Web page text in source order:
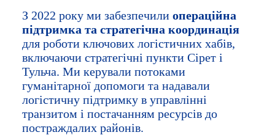
З 2022 року ми забезпечили операційна
підтримка та стратегічна координація
для роботи ключових логістичних хабів,
включаючи стратегічні пункти Сірет і
Тульча. Ми керували потоками
гуманітарної допомоги та надавали
логістичну підтримку в управлінні
транзитом і постачанням ресурсів до
постраждалих районів.